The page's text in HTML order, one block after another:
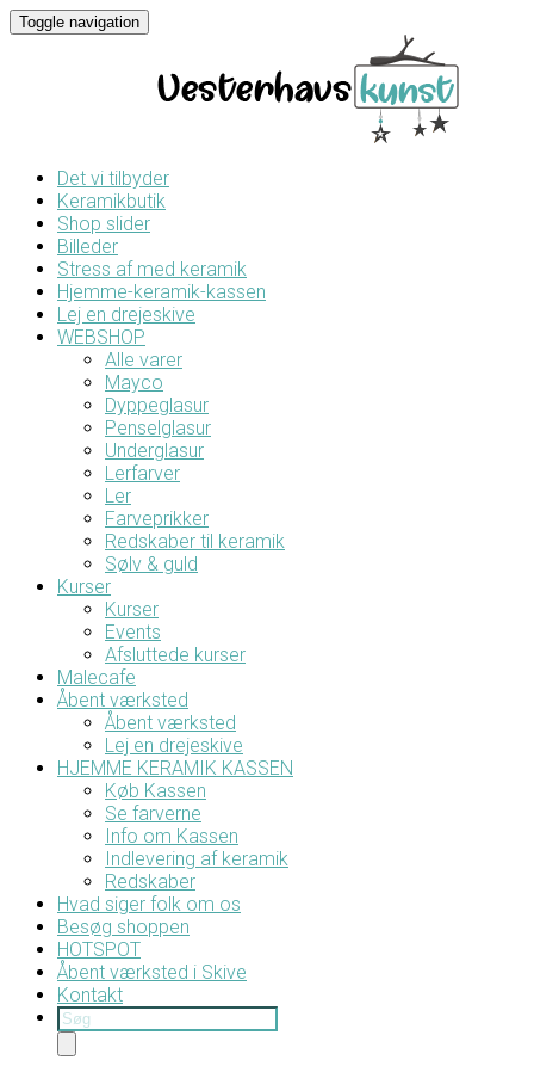
Toggle navigation
Det vi tilbyder
Keramikbutik
Shop slider
Billeder
Stress af med keramik
Hjemme-keramik-kassen
Lej en drejeskive
WEBSHOP
Alle varer
Mayco
Dyppeglasur
Penselglasur
Underglasur
Lerfarver
Ler
Farveprikker
Redskaber til keramik
Sølv & guld
Kurser
Kurser
Events
Afsluttede kurser
Malecafe
Åbent værksted
Åbent værksted
Lej en drejeskive
HJEMME KERAMIK KASSEN
Køb Kassen
Se farverne
Info om Kassen
Indlevering af keramik
Redskaber
Hvad siger folk om os
Besøg shoppen
HOTSPOT
Åbent værksted i Skive
Kontakt
Products
search